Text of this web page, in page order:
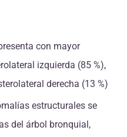
con mayor
izquierda (85 %),
derecha (13 %)
estructurales se
del árbol bronquial,